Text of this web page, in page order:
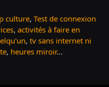
culture, Test de connexion
, activités à faire en
, tv sans internet ni
, heures miroir...